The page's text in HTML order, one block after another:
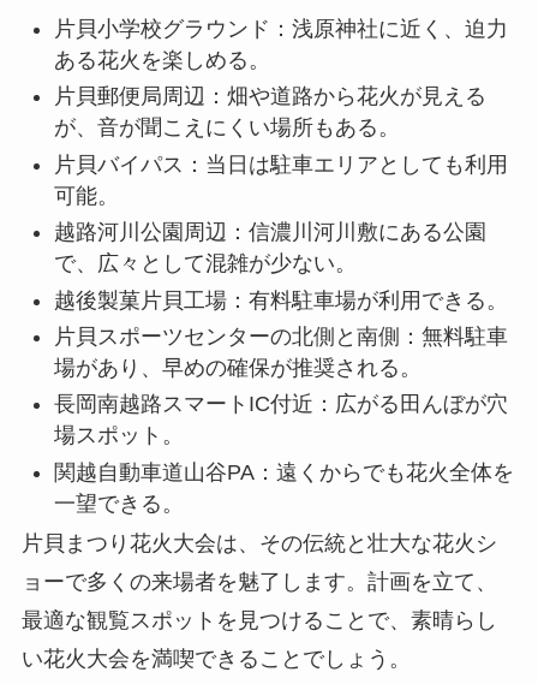
片貝小学校グラウンド：浅原神社に近く、迫力
ある花火を楽しめる。
片貝郵便局周辺：畑や道路から花火が見える
が、音が聞こえにくい場所もある。
片貝バイパス：当日は駐車エリアとしても利用
可能。
越路河川公園周辺：信濃川河川敷にある公園
で、広々として混雑が少ない。
越後製菓片貝工場：有料駐車場が利用できる。
片貝スポーツセンターの北側と南側：無料駐車
場があり、早めの確保が推奨される。
長岡南越路スマートIC付近：広がる田んぼが穴
場スポット。
関越自動車道山谷PA：遠くからでも花火全体を
一望できる。
片貝まつり花火大会は、その伝統と壮大な花火シ
ョーで多くの来場者を魅了します。計画を立て、
最適な観覧スポットを見つけることで、素晴らし
い花火大会を満喫できることでしょう。